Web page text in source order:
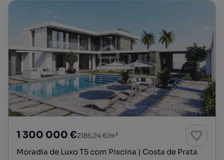
1 300 000 €2185,24 €/m²
Moradia de Luxo T5 com Piscina | Costa de Prata